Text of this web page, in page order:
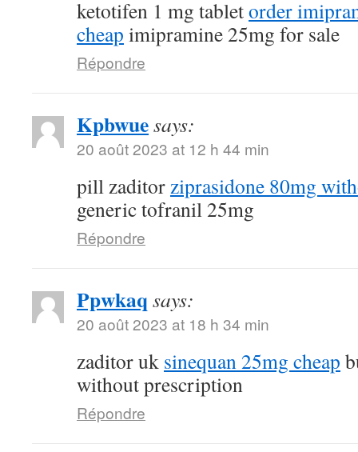
ketotifen 1 mg tabletorder
cheap imipramine 25mg for sale
Répondre
Kpbwuesays:
20 août 2023 at 12 h 44 min
pill zaditorziprasidone 80mg
generic tofranil 25mg
Répondre
Ppwkaq says:
20 août 2023 at 18 h 34 min
zaditor uk sinequan 25mg cheap
without prescription
Répondre